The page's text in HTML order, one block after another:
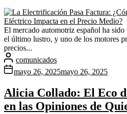
El mercado automotriz español ha
el último lustro, y uno de los motores
precios...
comunicados
mayo 26, 2025mayo 26, 2025
Alicia Collado: El Eco
en las Opiniones de